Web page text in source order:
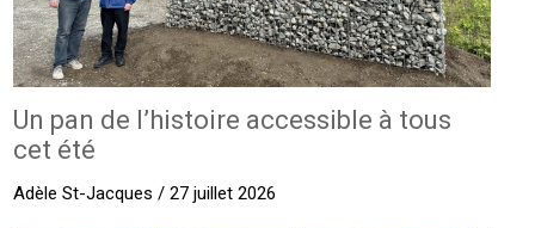
Un pan de l’histoire accessible à tous
cet été
Adèle St-Jacques / 27 juillet 2026